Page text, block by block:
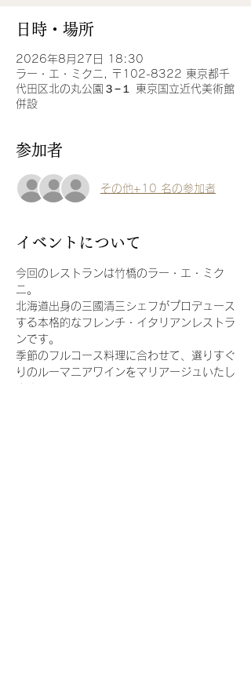
日時・場所
2026年8月27日 18:30
ラー・エ・ミクニ, 〒102-8322 東京都千
代田区北の丸公園３−１ 東京国立近代美術館
併設
参加者
その他+10 名の参加者
イベントについて
今回のレストランは竹橋のラー・エ・ミク
ニ。
北海道出身の三國清三シェフがプロデュース
する本格的なフレンチ・イタリアンレストラ
ンです。
季節のフルコース料理に合わせて、選りすぐ
りのルーマニアワインをマリアージュいたし